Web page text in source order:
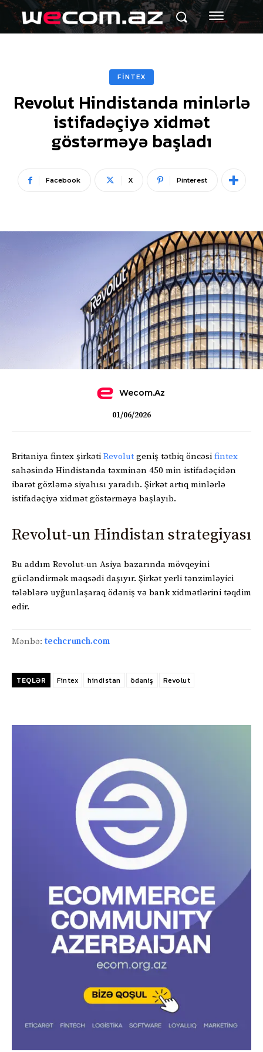
FİNTEX
Revolut Hindistanda minlərlə
istifadəçiyə xidmət
göstərməyə başladı
Facebook X Pinterest
Wecom.az
01/06/2026
Britaniya fintex şirkəti Revolut geniş tətbiq öncəsi fintex
sahəsində Hindistanda təxminən 450 min istifadəçidən
ibarət gözləmə siyahısı yaradıb. Şirkət artıq minlərlə
istifadəçiyə xidmət göstərməyə başlayıb.
Revolut-un Hindistan strategiyası
Bu addım Revolut-un Asiya bazarında mövqeyini
gücləndirmək məqsədi daşıyır. Şirkət yerli tənzimləyici
tələblərə uyğunlaşaraq ödəniş və bank xidmətlərini təqdim
edir.
Mənbə: techcrunch.com
TEQLƏR Fintex hindistan ödəniş Revolut